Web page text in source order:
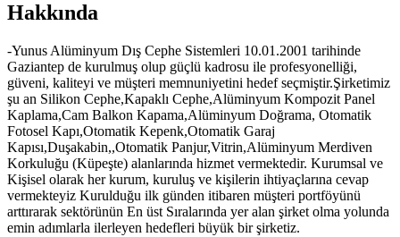
Hakkında
-Yunus Alüminyum Dış Cephe Sistemleri 10.01.2001 tarihinde
Gaziantep de kurulmuş olup güçlü kadrosu ile profesyonelliği,
güveni, kaliteyi ve müşteri memnuniyetini hedef seçmiştir.Şirketimiz
şu an Silikon Cephe,Kapaklı Cephe,Alüminyum Kompozit Panel
Kaplama,Cam Balkon Kapama,Alüminyum Doğrama, Otomatik
Fotosel Kapı,Otomatik Kepenk,Otomatik Garaj
Kapısı,Duşakabin,,Otomatik Panjur,Vitrin,Alüminyum Merdiven
Korkuluğu (Küpeşte) alanlarında hizmet vermektedir. Kurumsal ve
Kişisel olarak her kurum, kuruluş ve kişilerin ihtiyaçlarına cevap
vermekteyiz Kurulduğu ilk günden itibaren müşteri portföyünü
arttırarak sektörünün En üst Sıralarında yer alan şirket olma yolunda
emin adımlarla ilerleyen hedefleri büyük bir şirketiz.